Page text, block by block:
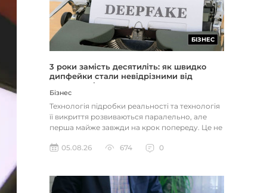
БІЗНЕС
3 роки замість десятиліть: як швидко
дипфейки стали невідрізними від
реальності
Бізнес
Технологія підробки реальності та технологія
її викриття розвиваються паралельно, але
перша майже завжди на крок попереду. Це не
05.08.26
674 0